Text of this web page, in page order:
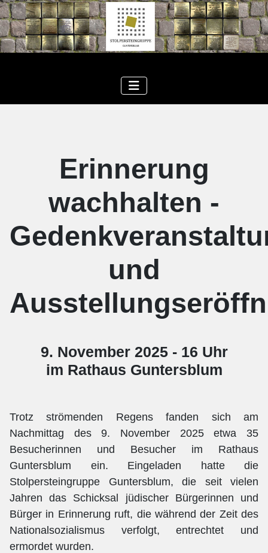
Erinnerung
wachhalten -
und
9. November 2025 - 16 Uhr
im Rathaus Guntersblum
Trotz strömenden Regens fanden sich am
Nachmittag des 9. November 2025 etwa 35
Besucherinnen und Besucher im Rathaus
Guntersblum ein. Eingeladen hatte die
Stolpersteingruppe Guntersblum, die seit vielen
Jahren das Schicksal jüdischer Bürgerinnen und
Bürger in Erinnerung ruft, die während der Zeit des
Nationalsozialismus verfolgt, entrechtet und
ermordet wurden.